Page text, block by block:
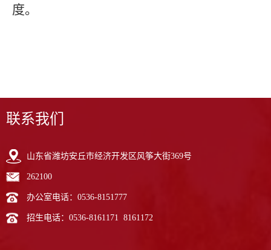
度。
联系我们
山东省潍坊安丘市经济开发区风筝大街369号
262100
办公室电话：0536-8151777
招生电话：0536-8161171 8161172